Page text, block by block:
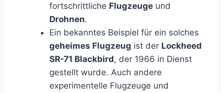
fortschrittliche Flugzeuge und
Drohnen.
Ein bekanntes Beispiel für ein solches
geheimes Flugzeug ist der Lockheed
SR-71 Blackbird, der 1966 in Dienst
gestellt wurde. Auch andere
experimentelle Flugzeuge und